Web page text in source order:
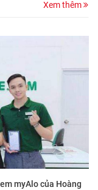
Xem thêm
myAlo của Hoàng